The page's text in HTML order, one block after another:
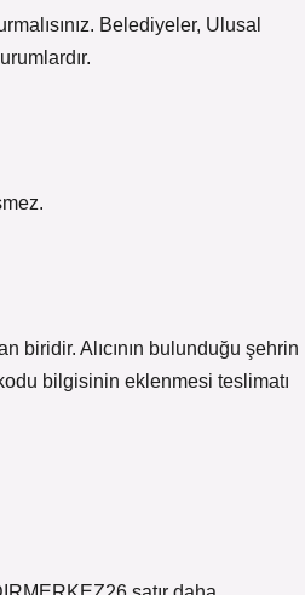
Belediyeler, Ulusal
biridir. Alıcının bulunduğu şehrin
bilgisinin eklenmesi teslimatı